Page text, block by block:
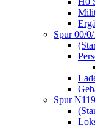
Spur 00/0/
Spur N